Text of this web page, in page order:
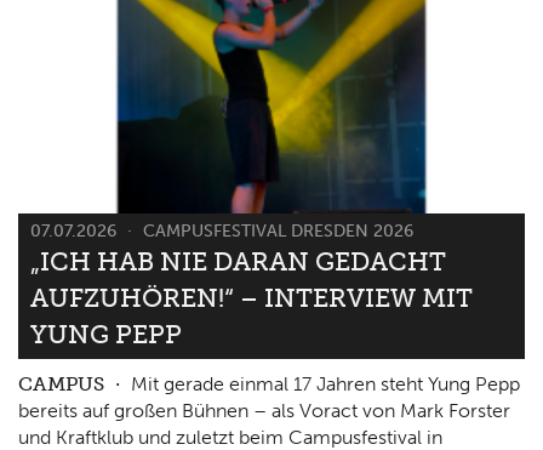
07.07.2026 CAMPUSFESTIVAL DRESDEN 2026
„ICH HAB NIE DARAN GEDACHT
AUFZUHÖREN!“ – INTERVIEW MIT
YUNG PEPP
CAMPUS
Mit gerade einmal 17 Jahren steht Yung Pepp
bereits auf großen Bühnen – als Voract von Mark Forster
und Kraftklub und zuletzt beim Campusfestival in